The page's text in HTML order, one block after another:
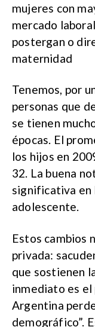
mujeres con
mercado
postergan o
maternidad
Tenemos, por
personas que
se tienen
épocas. El
los hijos en
32. La buena
significativa en
adolescente.
Estos cambios
privada:
que sostienen
inmediato es el
Argentina
demográfico”.